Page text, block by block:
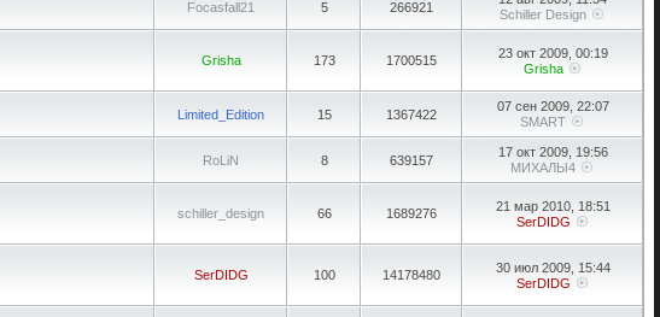
Focasfall21 5 266921
Schiller Design
Grisha 173 1700515
23 окт 2009, 00:19
Grisha
Limited_Edition 15 1367422
07 сен 2009, 22:07
SMART
RoLiN 8 639157
17 окт 2009, 19:56
МИХАЛЫ4
schiller_design 66 1689276
21 мар 2010, 18:51
SerDIDG
SerDIDG 100 14178480
30 июл 2009, 15:44
SerDIDG